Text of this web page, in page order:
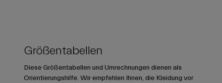
Größentabellen
Diese Größentabellen und Umrechnungen dienen als
Orientierungshilfe. Wir empfehlen Ihnen, die Kleidung vor